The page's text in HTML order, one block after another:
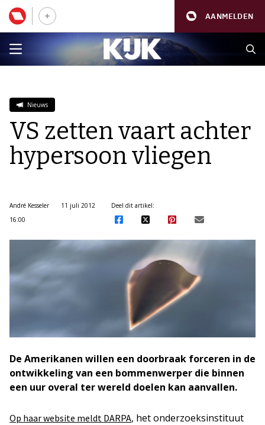
AANMELDEN
Nieuws
VS zetten vaart achter
hypersoon vliegen
André Kesseler
11 juli 2012
16:00
Deel dit artikel:
De Amerikanen willen een doorbraak forceren in de
ontwikkeling van een bommenwerper die binnen
een uur overal ter wereld doelen kan aanvallen.
Op haar website meldt DARPA, het onderzoeksinstituut